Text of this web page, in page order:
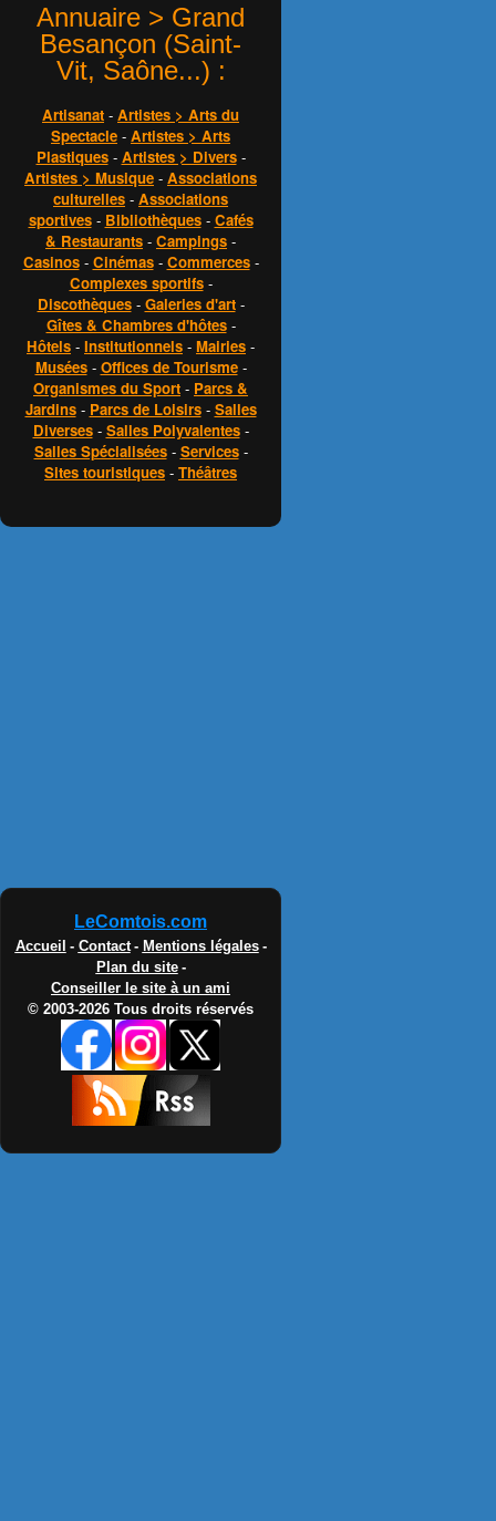
Annuaire > Grand
Besançon (Saint-
Vit, Saône...) :
Artisanat - Artistes > Arts du
Spectacle - Artistes > Arts
Plastiques- Artistes > Divers-
Artistes > Musique - Associations
culturelles - Associations
sportives- Bibliothèques- Cafés
& Restaurants - Campings -
Casinos- Cinémas- Commerces-
Complexes sportifs-
Discothèques- Galeries d'art-
Gîtes & Chambres d'hôtes-
Hôtels - Institutionnels - Mairies -
Musées- Offices de Tourisme-
Organismes du Sport - Parcs &
Jardins- Parcs de Loisirs- Salles
Diverses- Salles Polyvalentes-
Salles Spécialisées- Services-
Sites touristiques - Théâtres
LeComtois.com
Accueil - Contact - Mentions légales -
Plan du site -
Conseiller le site à un ami
© 2003-2026 Tous droits réservés